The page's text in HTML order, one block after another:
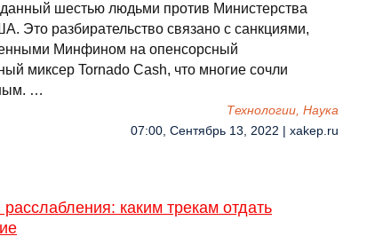
шестью людьми против Министерства
Это разбирательство связано с санкциями,
Минфином на опенсорсный
миксер Tornado Cash, что многие сочли
…
Технологии, Наука
07:00, Сентябрь 13, 2022 | xakep.ru
каким трекам отдать